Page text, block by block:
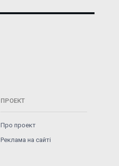
ПРОЕКТ
Про проект
Реклама на сайті